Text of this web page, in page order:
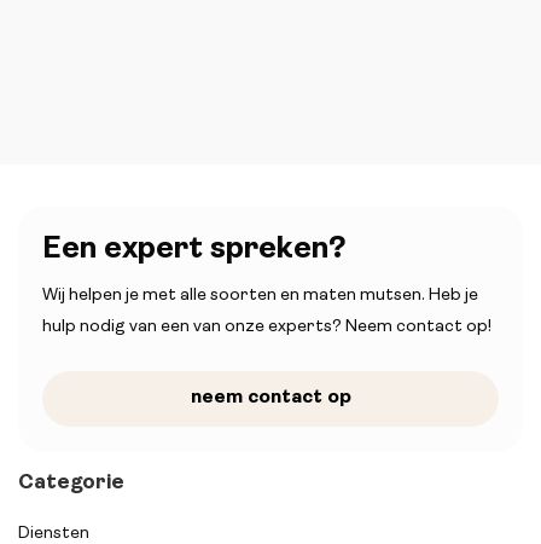
Een expert spreken?
Wij helpen je met alle soorten en maten mutsen. Heb je
hulp nodig van een van onze experts? Neem contact op!
neem contact op
Categorie
Diensten